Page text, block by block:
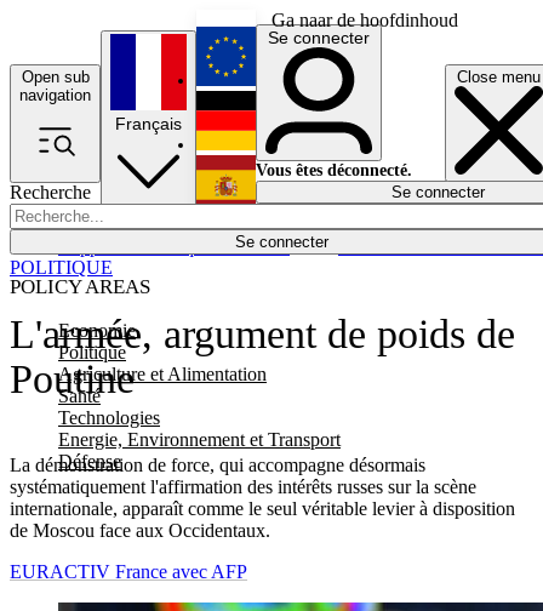
Ga naar de hoofdinhoud
Open sub
navigation
Close menu
Recherche
Se connecter
POLICY AREAS
Economie
Politique
Agriculture et Alimentation
Santé
Technologies
Energie, Environnement et Transport
Défense
Économie
Français
English
Deutsch
Español
Se connecter
Vous êtes déconnecté.
Se connecter
L'armée, argument de poids de
Poutine
La démonstration de force, qui accompagne désormais
systématiquement l'affirmation des intérêts russes sur la scène
internationale, apparaît comme le seul véritable levier à disposition
de Moscou face aux Occidentaux.
POLITIQUE
EURACTIV France avec AFP